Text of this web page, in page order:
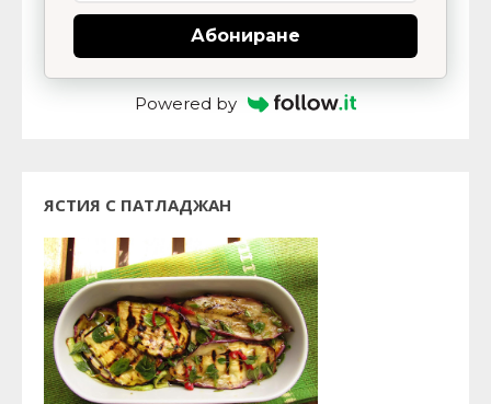
Абониране
Powered by
ЯСТИЯ С ПАТЛАДЖАН